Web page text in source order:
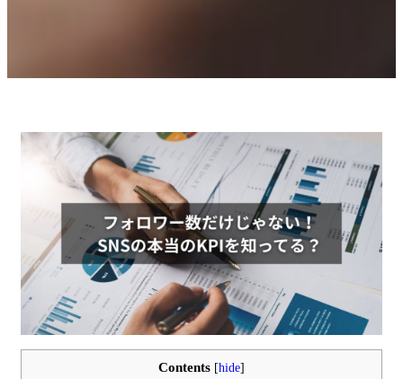
Contents [hide]